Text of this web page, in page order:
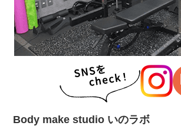
Body make studio いのラボ